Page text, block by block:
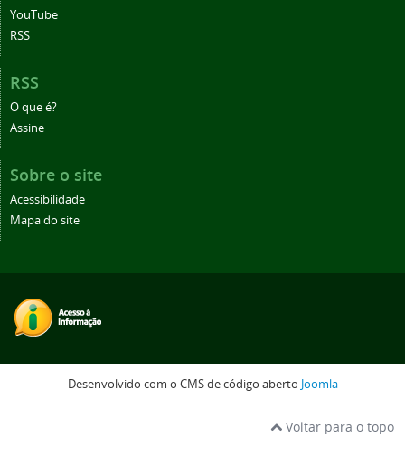
YouTube
RSS
RSS
O que é?
Assine
Sobre o site
Acessibilidade
Mapa do site
Desenvolvido com o CMS de código aberto Joomla
Voltar para o topo